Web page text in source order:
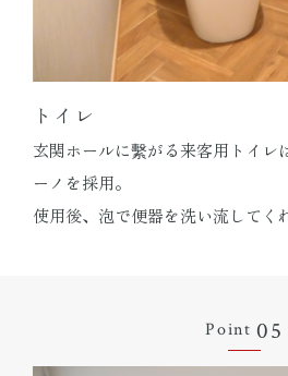
トイレ
玄関ホールに繫がる来客用トイレ
ーノを採用。
使用後、泡で便器を洗い流してく
Point 05